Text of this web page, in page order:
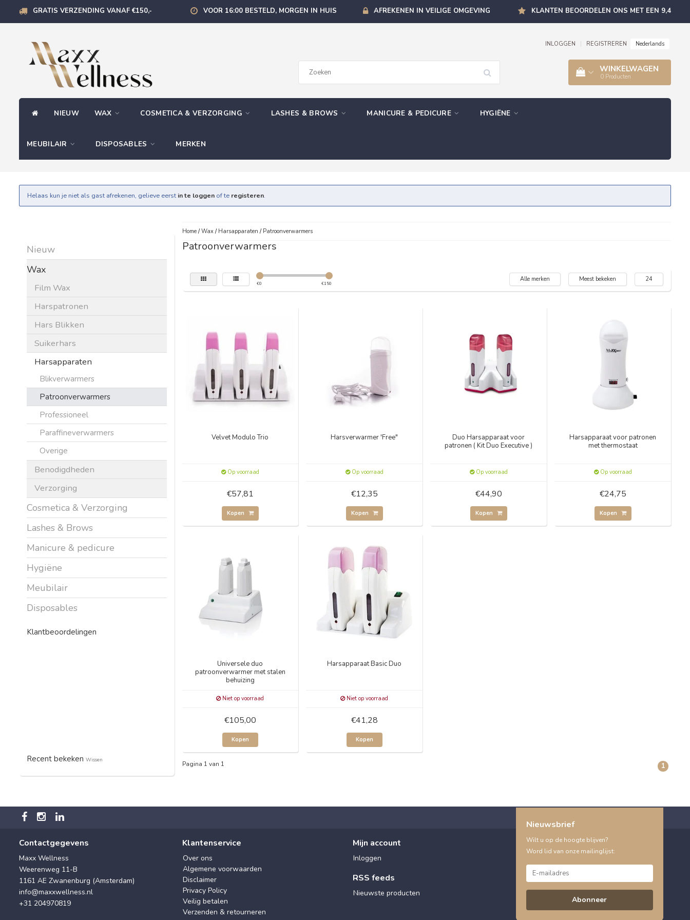
GRATIS VERZENDING VANAF €150,- VOOR 16:00 BESTELD, MORGEN IN HUIS AFREKENEN IN VEILIGE OMGEVING KLANTEN BEOORDELEN ONS MET EEN 9,4
INLOGGEN REGISTREREN Nederlands
WINKELWAGEN
0 Producten
NIEUW WAX COSMETICA & VERZORGING LASHES & BROWS MANICURE & PEDICURE HYGIËNE
MEUBILAIR DISPOSABLES MERKEN
Helaas kun je niet als gast afrekenen, gelieve eerst in te loggen of te registeren.
Nieuw
Wax
Film Wax
Harspatronen
Hars Blikken
Suikerhars
Harsapparaten
Blikverwarmers
Patroonverwarmers
Professioneel
Paraffineverwarmers
Overige
Benodigdheden
Verzorging
Cosmetica & Verzorging
Lashes & Brows
Manicure & pedicure
Hygiëne
Meubilair
Disposables
Klantbeoordelingen
Recent bekeken Wissen
Home/Wax/ Harsapparaten / Patroonverwarmers
Patroonverwarmers
€0 €150
Alle merken Meest bekeken 24
Velvet Modulo Trio
Op voorraad
€57,81
Kopen
Harsverwarmer 'Free"
Op voorraad
€12,35
Kopen
Duo Harsapparaat voor
patronen ( Kit Duo Executive )
Op voorraad
€44,90
Kopen
Harsapparaat voor patronen
met thermostaat
Op voorraad
€24,75
Kopen
Universele duo
patroonverwarmer met stalen
behuizing
Niet op voorraad
€105,00
Kopen
Harsapparaat Basic Duo
Niet op voorraad
€41,28
Kopen
Pagina 1 van 1 1
Contactgegevens
Maxx Wellness
Weerenweg 11-B
1161 AE Zwanenburg (Amsterdam)
info@maxxwellness.nl
+31 204970819
Klantenservice
Over ons
Algemene voorwaarden
Disclaimer
Privacy Policy
Veilig betalen
Verzenden & retourneren
Mijn account
Inloggen
RSS feeds
Nieuwste producten
Nieuwsbrief
Wilt u op de hoogte blijven?
Word lid van onze mailinglijst:
Abonneer